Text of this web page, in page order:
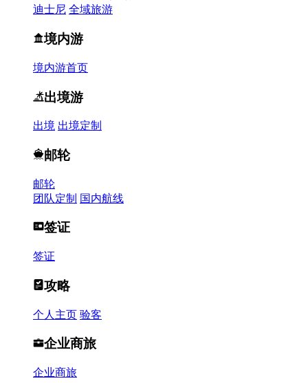
迪士尼 全域旅游
境内游
境内游首页
出境游
出境 出境定制
邮轮
邮轮
团队定制 国内航线
签证
签证
攻略
个人主页 验客
企业商旅
企业商旅